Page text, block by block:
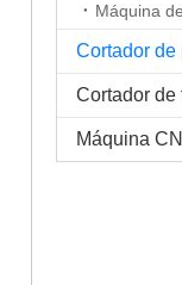
Máquina
Cortador de
Cortador de